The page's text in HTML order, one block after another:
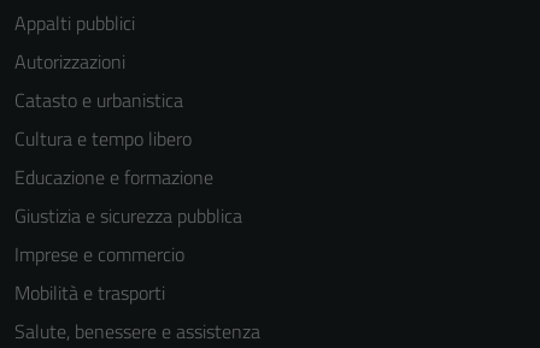
Appalti pubblici
Autorizzazioni
Catasto e urbanistica
Cultura e tempo libero
Educazione e formazione
Giustizia e sicurezza pubblica
Imprese e commercio
Mobilità e trasporti
Salute, benessere e assistenza